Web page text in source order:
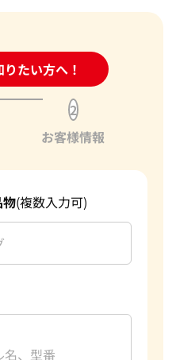
たい方へ！
合わせフォーム
2
お客様情報
(複数入力可)